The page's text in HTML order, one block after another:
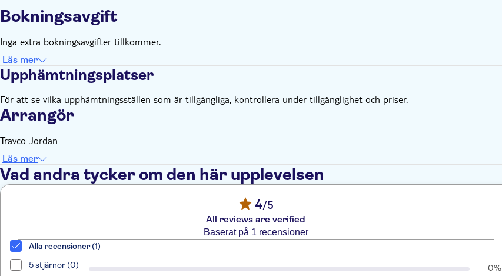
Bokningsavgift
Inga extra bokningsavgifter tillkommer.
Läs mer
Upphämtningsplatser
För att se vilka upphämtningsställen som är tillgängliga, kontrollera under tillgänglighet och priser.
Arrangör
Travco Jordan
Läs mer
Vad andra tycker om den här upplevelsen
4/5
All reviews are verified
Baserat på 1 recensioner
Alla recensioner (1)
5 stjärnor (0)
0%